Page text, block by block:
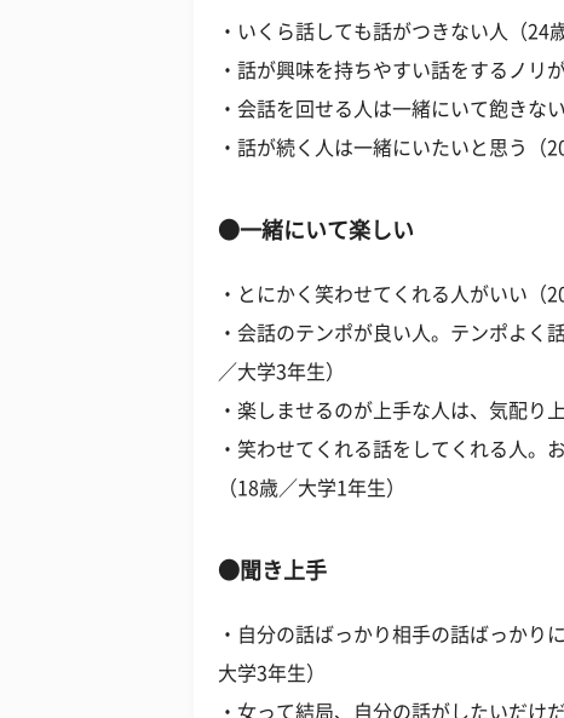
・いくら話しても話がつきない人（24
・話が興味を持ちやすい話をするノリ
・会話を回せる人は一緒にいて飽きな
・話が続く人は一緒にいたいと思う（
●一緒にいて楽しい
・とにかく笑わせてくれる人がいい（
・会話のテンポが良い人。テンポよく
／大学3年生）
・楽しませるのが上手な人は、気配り
・笑わせてくれる話をしてくれる人。
（18歳／大学1年生）
●聞き上手
・自分の話ばっかり相手の話ばっかり
大学3年生）
・女って結局、自分の話がしたいだけ